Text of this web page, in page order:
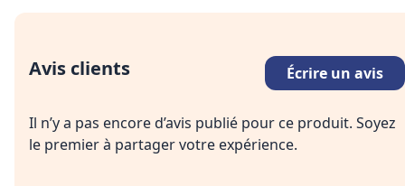
Avis clients Écrire un avis
Il n’y a pas encore d’avis publié pour ce produit. Soyez
le premier à partager votre expérience.